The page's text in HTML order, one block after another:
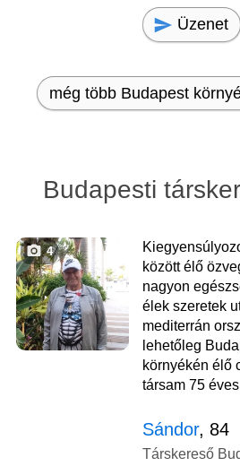
Üzenet
még több Budapest
Budapesti
4
között élő
nagyon
élek szeretek
mediterrán
lehetőleg
környékén élő
társam 75
Sándor, 84
Társkereső